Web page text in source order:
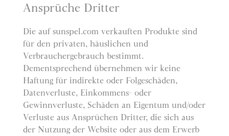
Ansprüche Dritter
Die auf sunspel.com verkauften Produkte sind
für den privaten, häuslichen und
Verbrauchergebrauch bestimmt.
Dementsprechend übernehmen wir keine
Haftung für indirekte oder Folgeschäden,
Datenverluste, Einkommens- oder
Gewinnverluste, Schäden an Eigentum und/oder
Verluste aus Ansprüchen Dritter, die sich aus
der Nutzung der Website oder aus dem Erwerb